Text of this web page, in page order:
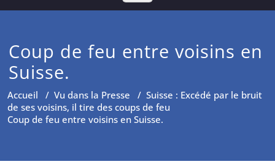
Coup de feu entre voisins en
Suisse.
Accueil / Vu dans la Presse / Suisse : Excédé par le bruit
de ses voisins, il tire des coups de feu
Coup de feu entre voisins en Suisse.